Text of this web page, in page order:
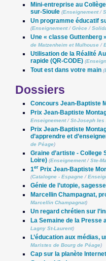
Mini-entreprise au
sur-Sioule (Enseignement/
Un programme éducatif
(Enseignement/Grèce /
Une « classe Guttenberg
de Matzenheim et Mulhouse /
Utilisation de la Réalité
rapide (QR-CODE) (
Tout est dans votre main (
Dossiers
Concours Jean-Baptiste
Prix Jean-Baptiste
Enseignement/St-Joseph
Prix Jean-Baptiste
d’apprendre et
de Péage)
Graine d’artiste - College
Loire) (Enseignement/Ste-
1er Prix Jean-Baptiste
(Catalogne - Espagne /
Génie de l’utopie,
Marcellin Champagnat,
Marcellin Champagnat)
Un regard chrétien sur
La Semaine de la Presse
Lagny St-Laurent)
L’éducation aux médias,
Maristes de Bourg de Péage)
Cap sur la planète Internet